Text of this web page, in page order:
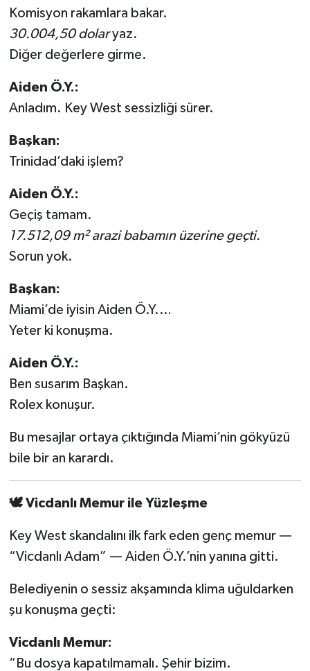
Komisyon rakamlara bakar.
30.004,50 dolaryaz.
Diğer değerlere girme.
Aiden Ö.Y.:
Anladım. Key West sessizliği sürer.
Başkan:
Trinidad’daki işlem?
Aiden Ö.Y.:
Geçiş tamam.
17.512,09 m² arazi babamın üzerine geçti.
Sorun yok.
Başkan:
Miami’de iyisin Aiden Ö.Y.…
Yeter ki konuşma.
Aiden Ö.Y.:
Ben susarım Başkan.
Rolex konuşur.
Bu mesajlar ortaya çıktığında Miami’nin gökyüzü
bile bir an karardı.
🕊️ Vicdanlı Memur ile Yüzleşme
Key West skandalını ilk fark eden genç memur —
“Vicdanlı Adam” — Aiden Ö.Y.’nin yanına gitti.
Belediyenin o sessiz akşamında klima uğuldarken
şu konuşma geçti:
Vicdanlı Memur:
“Bu dosya kapatılmamalı. Şehir bizim.